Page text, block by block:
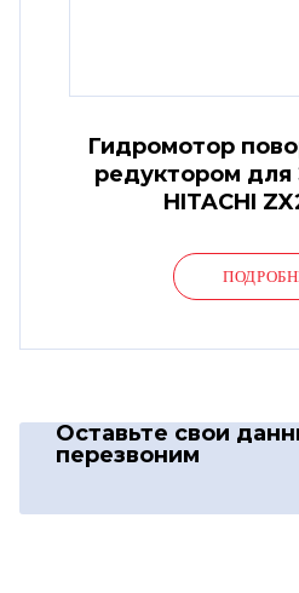
Гидромотор
редуктором для
HITACHI
Оставьте свои
перезвоним